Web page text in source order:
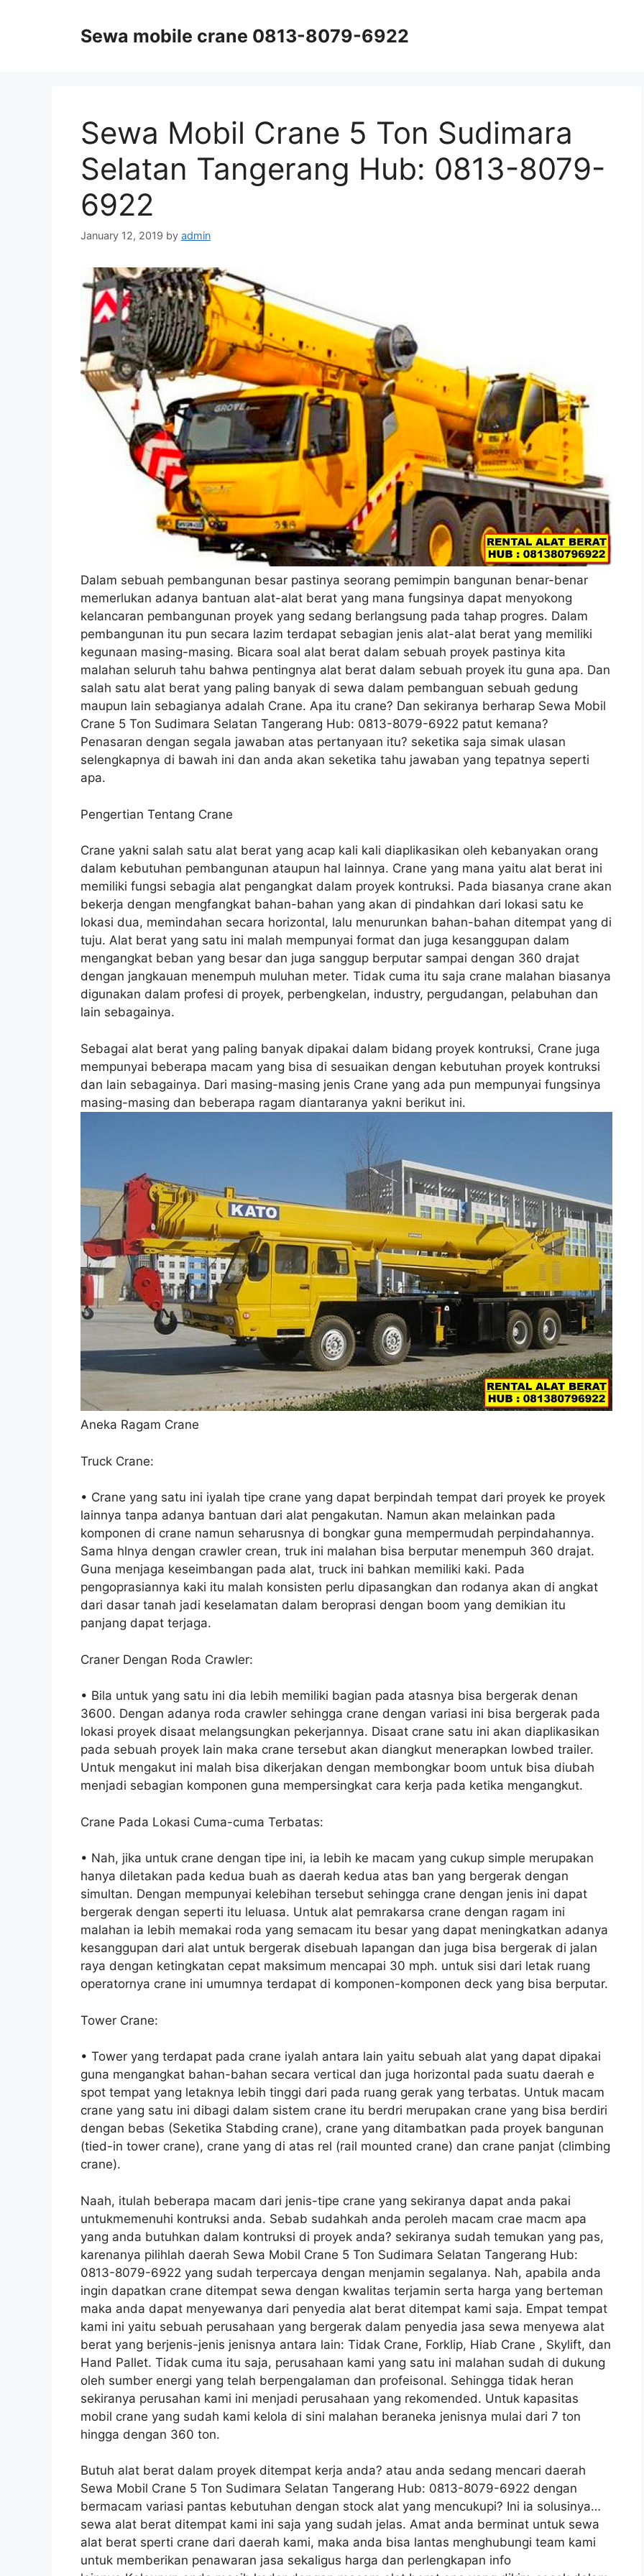
Sewa mobile crane 0813-8079-6922
Sewa Mobil Crane 5 Ton Sudimara
Selatan Tangerang Hub: 0813-8079-
6922
January 12, 2019 by admin
Dalam sebuah pembangunan besar pastinya seorang pemimpin bangunan benar-benar
memerlukan adanya bantuan alat-alat berat yang mana fungsinya dapat menyokong
kelancaran pembangunan proyek yang sedang berlangsung pada tahap progres. Dalam
pembangunan itu pun secara lazim terdapat sebagian jenis alat-alat berat yang memiliki
kegunaan masing-masing. Bicara soal alat berat dalam sebuah proyek pastinya kita
malahan seluruh tahu bahwa pentingnya alat berat dalam sebuah proyek itu guna apa. Dan
salah satu alat berat yang paling banyak di sewa dalam pembanguan sebuah gedung
maupun lain sebagianya adalah Crane. Apa itu crane? Dan sekiranya berharap Sewa Mobil
Crane 5 Ton Sudimara Selatan Tangerang Hub: 0813-8079-6922 patut kemana?
Penasaran dengan segala jawaban atas pertanyaan itu? seketika saja simak ulasan
selengkapnya di bawah ini dan anda akan seketika tahu jawaban yang tepatnya seperti
apa.
Pengertian Tentang Crane
Crane yakni salah satu alat berat yang acap kali kali diaplikasikan oleh kebanyakan orang
dalam kebutuhan pembangunan ataupun hal lainnya. Crane yang mana yaitu alat berat ini
memiliki fungsi sebagia alat pengangkat dalam proyek kontruksi. Pada biasanya crane akan
bekerja dengan mengfangkat bahan-bahan yang akan di pindahkan dari lokasi satu ke
lokasi dua, memindahan secara horizontal, lalu menurunkan bahan-bahan ditempat yang di
tuju. Alat berat yang satu ini malah mempunyai format dan juga kesanggupan dalam
mengangkat beban yang besar dan juga sanggup berputar sampai dengan 360 drajat
dengan jangkauan menempuh muluhan meter. Tidak cuma itu saja crane malahan biasanya
digunakan dalam profesi di proyek, perbengkelan, industry, pergudangan, pelabuhan dan
lain sebagainya.
Sebagai alat berat yang paling banyak dipakai dalam bidang proyek kontruksi, Crane juga
mempunyai beberapa macam yang bisa di sesuaikan dengan kebutuhan proyek kontruksi
dan lain sebagainya. Dari masing-masing jenis Crane yang ada pun mempunyai fungsinya
masing-masing dan beberapa ragam diantaranya yakni berikut ini.
Aneka Ragam Crane
Truck Crane:
• Crane yang satu ini iyalah tipe crane yang dapat berpindah tempat dari proyek ke proyek
lainnya tanpa adanya bantuan dari alat pengakutan. Namun akan melainkan pada
komponen di crane namun seharusnya di bongkar guna mempermudah perpindahannya.
Sama hlnya dengan crawler crean, truk ini malahan bisa berputar menempuh 360 drajat.
Guna menjaga keseimbangan pada alat, truck ini bahkan memiliki kaki. Pada
pengoprasiannya kaki itu malah konsisten perlu dipasangkan dan rodanya akan di angkat
dari dasar tanah jadi keselamatan dalam beroprasi dengan boom yang demikian itu
panjang dapat terjaga.
Craner Dengan Roda Crawler:
• Bila untuk yang satu ini dia lebih memiliki bagian pada atasnya bisa bergerak denan
3600. Dengan adanya roda crawler sehingga crane dengan variasi ini bisa bergerak pada
lokasi proyek disaat melangsungkan pekerjannya. Disaat crane satu ini akan diaplikasikan
pada sebuah proyek lain maka crane tersebut akan diangkut menerapkan lowbed trailer.
Untuk mengakut ini malah bisa dikerjakan dengan membongkar boom untuk bisa diubah
menjadi sebagian komponen guna mempersingkat cara kerja pada ketika mengangkut.
Crane Pada Lokasi Cuma-cuma Terbatas:
• Nah, jika untuk crane dengan tipe ini, ia lebih ke macam yang cukup simple merupakan
hanya diletakan pada kedua buah as daerah kedua atas ban yang bergerak dengan
simultan. Dengan mempunyai kelebihan tersebut sehingga crane dengan jenis ini dapat
bergerak dengan seperti itu leluasa. Untuk alat pemrakarsa crane dengan ragam ini
malahan ia lebih memakai roda yang semacam itu besar yang dapat meningkatkan adanya
kesanggupan dari alat untuk bergerak disebuah lapangan dan juga bisa bergerak di jalan
raya dengan ketingkatan cepat maksimum mencapai 30 mph. untuk sisi dari letak ruang
operatornya crane ini umumnya terdapat di komponen-komponen deck yang bisa berputar.
Tower Crane:
• Tower yang terdapat pada crane iyalah antara lain yaitu sebuah alat yang dapat dipakai
guna mengangkat bahan-bahan secara vertical dan juga horizontal pada suatu daerah e
spot tempat yang letaknya lebih tinggi dari pada ruang gerak yang terbatas. Untuk macam
crane yang satu ini dibagi dalam sistem crane itu berdri merupakan crane yang bisa berdiri
dengan bebas (Seketika Stabding crane), crane yang ditambatkan pada proyek bangunan
(tied-in tower crane), crane yang di atas rel (rail mounted crane) dan crane panjat (climbing
crane).
Naah, itulah beberapa macam dari jenis-tipe crane yang sekiranya dapat anda pakai
untukmemenuhi kontruksi anda. Sebab sudahkah anda peroleh macam crae macm apa
yang anda butuhkan dalam kontruksi di proyek anda? sekiranya sudah temukan yang pas,
karenanya pilihlah daerah Sewa Mobil Crane 5 Ton Sudimara Selatan Tangerang Hub:
0813-8079-6922 yang sudah terpercaya dengan menjamin segalanya. Nah, apabila anda
ingin dapatkan crane ditempat sewa dengan kwalitas terjamin serta harga yang berteman
maka anda dapat menyewanya dari penyedia alat berat ditempat kami saja. Empat tempat
kami ini yaitu sebuah perusahaan yang bergerak dalam penyedia jasa sewa menyewa alat
berat yang berjenis-jenis jenisnya antara lain: Tidak Crane, Forklip, Hiab Crane , Skylift, dan
Hand Pallet. Tidak cuma itu saja, perusahaan kami yang satu ini malahan sudah di dukung
oleh sumber energi yang telah berpengalaman dan profeisonal. Sehingga tidak heran
sekiranya perusahan kami ini menjadi perusahaan yang rekomended. Untuk kapasitas
mobil crane yang sudah kami kelola di sini malahan beraneka jenisnya mulai dari 7 ton
hingga dengan 360 ton.
Butuh alat berat dalam proyek ditempat kerja anda? atau anda sedang mencari daerah
Sewa Mobil Crane 5 Ton Sudimara Selatan Tangerang Hub: 0813-8079-6922 dengan
bermacam variasi pantas kebutuhan dengan stock alat yang mencukupi? Ini ia solusinya…
sewa alat berat ditempat kami ini saja yang sudah jelas. Amat anda berminat untuk sewa
alat berat sperti crane dari daerah kami, maka anda bisa lantas menghubungi team kami
untuk memberikan penawaran jasa sekaligus harga dan perlengkapan info